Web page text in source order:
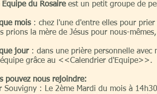
Equipe du Rosaireest un petit groupe de
mois : chez l'une d'entre elles pour
prions la mère de Jésus pour nous-
jour : dans une prière personnelle avec
grâce au <<Calendrier d'Equipe>>.
pouvez nous rejoindre:
Souvigny : Le 2ème Mardi du mois à